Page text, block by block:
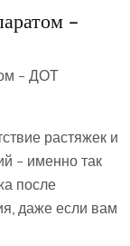
–
растяжек и
– именно так
после
даже если вам